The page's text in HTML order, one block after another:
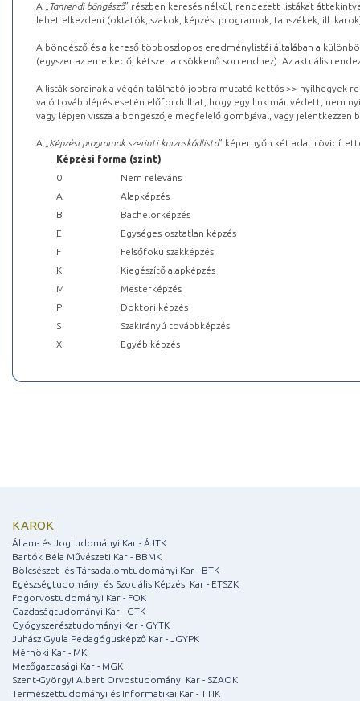
A „ Tanrendi böngésző” részben keresés nélkül, rendezett listákat
lehet elkezdeni (oktatók, szakok, képzési programok, tanszékek, ill.
A böngésző és a kereső többoszlopos eredménylistái általában a
(egyszer az emelkedő, kétszer a csökkenő sorrendhez). Az aktuális
A listák sorainak a végén található jobbra mutató kettős >> nyílhegyek
való továbblépés esetén előfordulhat, hogy egy link már védett, nem
vagy lépjen vissza a böngészője megfelelő gombjával, vagy
A „ Képzési programok szerinti kurzuskódlista” képernyőn két adat
Képzési forma (szint)
0
Nem releváns
A
Alapképzés
B
Bachelorképzés
E
Egységes osztatlan képzés
F
Felsőfokú szakképzés
K
Kiegészítő alapképzés
M
Mesterképzés
P
Doktori képzés
S
Szakirányú továbbképzés
X
Egyéb képzés
KAROK
Állam- és Jogtudományi Kar - ÁJTK
Bartók Béla Művészeti Kar - BBMK
Bölcsészet- és Társadalomtudományi Kar - BTK
Egészségtudományi és Szociális Képzési Kar - ETSZK
Fogorvostudományi Kar - FOK
Gazdaságtudományi Kar - GTK
Gyógyszerésztudományi Kar - GYTK
Juhász Gyula Pedagógusképző Kar - JGYPK
Mérnöki Kar - MK
Mezőgazdasági Kar - MGK
Szent-Györgyi Albert Orvostudományi Kar - SZAOK
Természettudományi és Informatikai Kar - TTIK